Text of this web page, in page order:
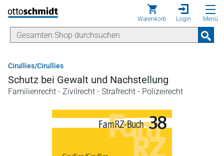
Direkt zum Inhalt
Warenkorb Login Menü
Cirullies/Cirullies
Schutz bei Gewalt und Nachstellung
Familienrecht - Zivilrecht - Strafrecht - Polizeirecht